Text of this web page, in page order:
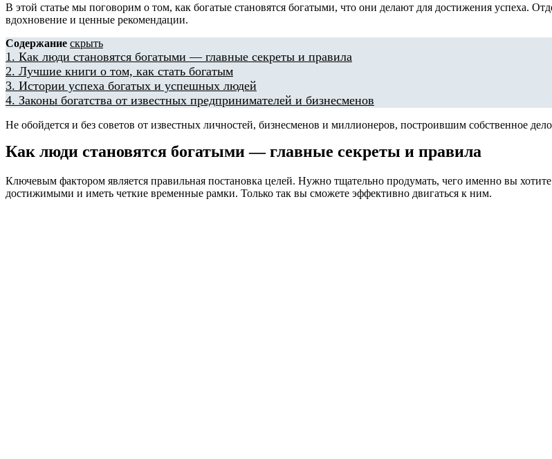
В этой статье мы поговорим о том, как богатые становятся богатыми, что они делают для достижения успеха.
вдохновение и ценные рекомендации.
Содержание скрыть
1. Как люди становятся богатыми — главные секреты и правила
2. Лучшие книги о том, как стать богатым
3. Истории успеха богатых и успешных людей
4. Законы богатства от известных предпринимателей и бизнесменов
Не обойдется и без советов от известных личностей, бизнесменов и миллионеров, построившим собственное
Как люди становятся богатыми — главные секреты и правила
Ключевым фактором является правильная постановка целей. Нужно тщательно продумать, чего именно вы
достижимыми и иметь четкие временные рамки. Только так вы сможете эффективно двигаться к ним.